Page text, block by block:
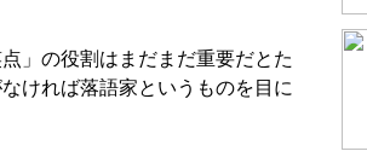
」の役割はまだまだ重要だとた
ければ落語家というものを目に